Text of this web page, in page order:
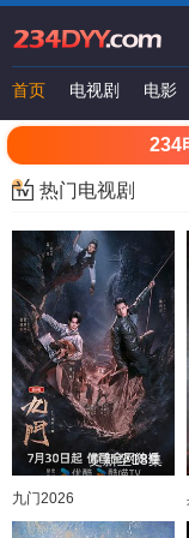
首页 电视剧 电影
234
热门电视剧
更新至18集
九门2026